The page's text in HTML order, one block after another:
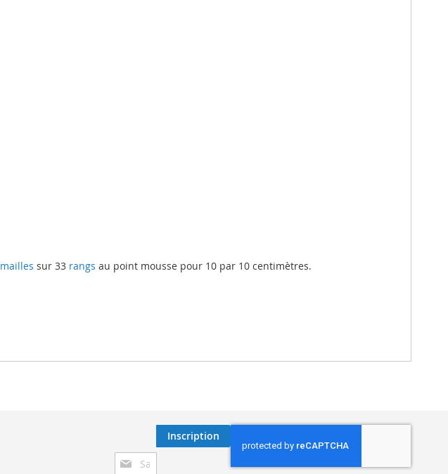
mailles sur 33 rangs au point mousse pour 10 par 10 centimètres.
Inscription
Inscription